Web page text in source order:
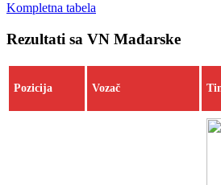
Kompletna tabela
Rezultati sa VN Mađarske
Pozicija Vozač